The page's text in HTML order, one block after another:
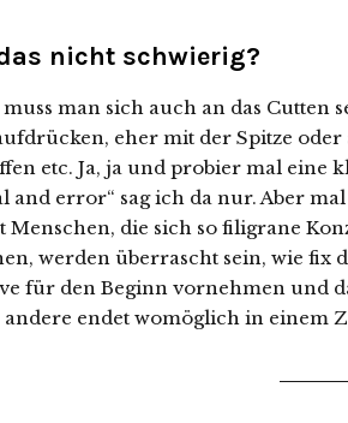
nicht schwierig?
man sich auch an das Cutten
eher mit der Spitze
etc. Ja, ja und probier mal
and error“ sag ich da nur. Aber
Menschen, die sich so filigrane
werden überrascht sein, wie fix
für den Beginn vornehmen und
andere endet womöglich in einem